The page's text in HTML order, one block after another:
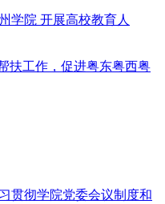
学院 开展高校教育人
扶工作，促进粤东粤西粤
贯彻学院党委会议制度和